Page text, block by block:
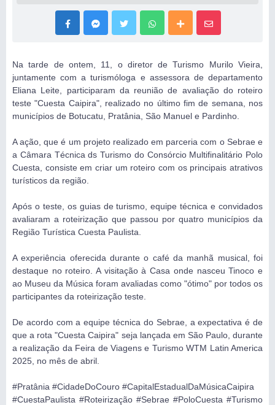
Na tarde de ontem, 11, o diretor de Turismo Murilo Vieira,
juntamente com a turismóloga e assessora de departamento
Eliana Leite, participaram da reunião de avaliação do roteiro
teste "Cuesta Caipira", realizado no último fim de semana, nos
municípios de Botucatu, Pratânia, São Manuel e Pardinho.
A ação, que é um projeto realizado em parceria com o Sebrae e
a Câmara Técnica ds Turismo do Consórcio Multifinalitário Polo
Cuesta, consiste em criar um roteiro com os principais atrativos
turísticos da região.
Após o teste, os guias de turismo, equipe técnica e convidados
avaliaram a roteirização que passou por quatro municípios da
Região Turística Cuesta Paulista.
A experiência oferecida durante o café da manhã musical, foi
destaque no roteiro. A visitação à Casa onde nasceu Tinoco e
ao Museu da Música foram avaliadas como "ótimo" por todos os
participantes da roteirização teste.
De acordo com a equipe técnica do Sebrae, a expectativa é de
que a rota "Cuesta Caipira" seja lançada em São Paulo, durante
a realização da Feira de Viagens e Turismo WTM Latin America
2025, no mês de abril.
#Pratânia #CidadeDoCouro #CapitalEstadualDaMúsicaCaipira
#CuestaPaulista #Roteirização #Sebrae #PoloCuesta #Turismo